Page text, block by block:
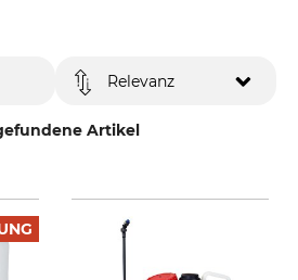
Artikel
Relevanz